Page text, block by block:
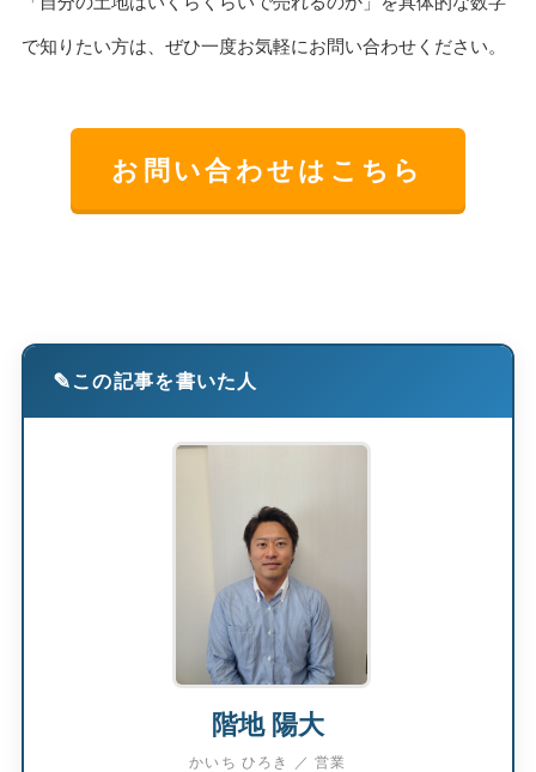
で知りたい方は、ぜひ一度お気軽にお問い合わせください。
お問い合わせはこちら
この記事を書いた人
階地 陽大
かいち ひろき ／ 営業